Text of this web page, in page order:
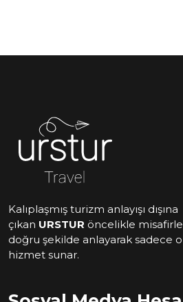
Kalıplaşmış turizm anlayışı dışına
çıkan URSTUR öncelikle
doğru şekilde anlayarak sadece
hizmet sunar.